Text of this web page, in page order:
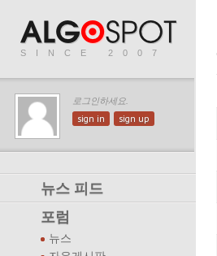
SINCE 2007
로그인하세요.
sign in sign up
뉴스 피드
포럼
뉴스